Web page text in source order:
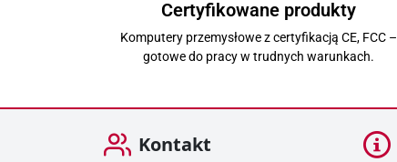
Certyfikowane produkty
Komputery przemysłowe z certyfikacją CE, FCC –
gotowe do pracy w trudnych warunkach.
Kontakt